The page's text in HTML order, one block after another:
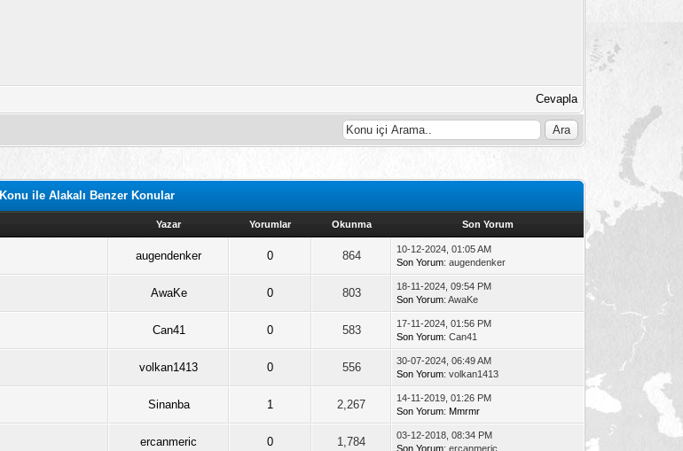
Cevapla
Konu ile Alakalı Benzer Konular
Yazar Yorumlar Okunma Son Yorum
augendenker 0 864
10-12-2024, 01:05 AM
Son Yorum: augendenker
AwaKe 0 803
18-11-2024, 09:54 PM
Son Yorum: AwaKe
Can41 0 583
17-11-2024, 01:56 PM
Son Yorum: Can41
volkan1413 0 556
30-07-2024, 06:49 AM
Son Yorum: volkan1413
Sinanba 1 2,267
14-11-2019, 01:26 PM
Son Yorum: Mmrmr
ercanmeric 0 1,784
03-12-2018, 08:34 PM
Son Yorum: ercanmeric